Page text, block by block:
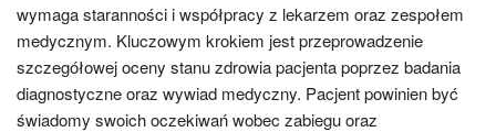
wymaga staranności i współpracy z lekarzem oraz zespołem
medycznym. Kluczowym krokiem jest przeprowadzenie
szczegółowej oceny stanu zdrowia pacjenta poprzez badania
diagnostyczne oraz wywiad medyczny. Pacjent powinien być
świadomy swoich oczekiwań wobec zabiegu oraz